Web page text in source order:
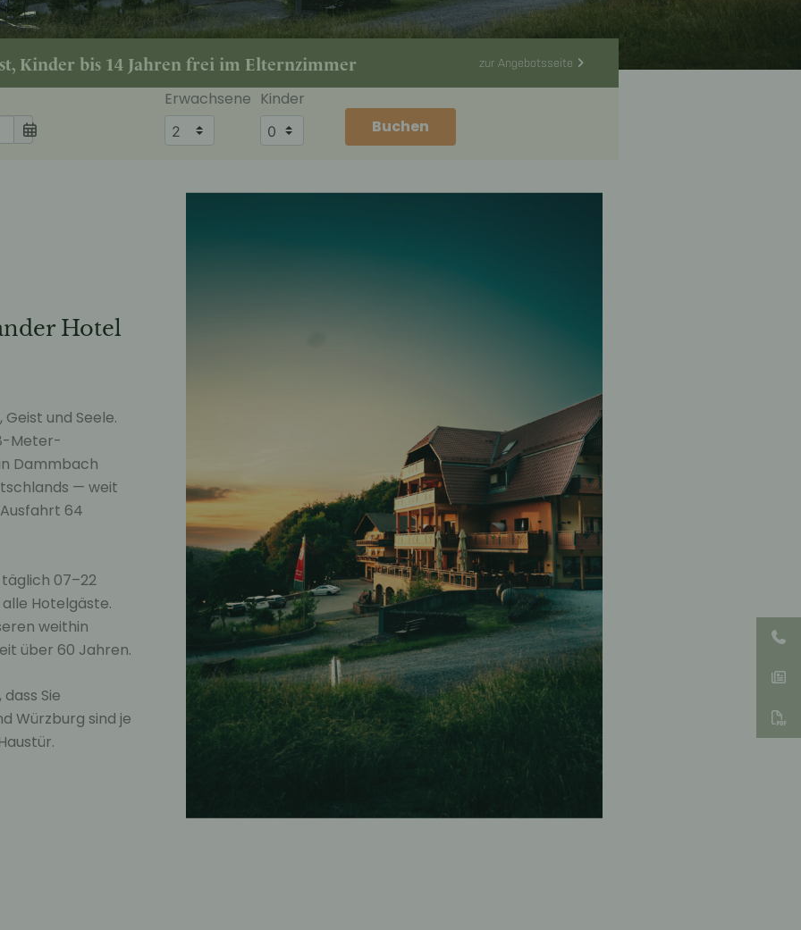
Kinder bis 14 Jahren frei im Elternzimmer zur Angebotsseite
Erwachsene Kinder
Buchen
Hotel
und Seele.
Meter-
Dammbach
— weit
64
07–22
Hotelgäste.
weithin
über 60 Jahren.
Sie
Würzburg sind je